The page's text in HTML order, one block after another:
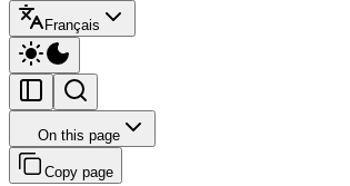
Français
On this page
Copy page